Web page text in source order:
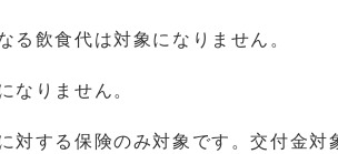
飲食代は対象になりません。
なりません。
する保険のみ対象です。交付金対